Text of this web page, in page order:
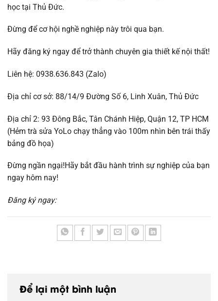
học tại Thủ Đức.
Đừng để cơ hội nghề nghiệp này trôi qua bạn.
Hãy đăng ký ngay để trở thành chuyên gia thiết kế nội thất!
Liên hệ: 0938.636.843 (Zalo)
Địa chỉ cơ sở: 88/14/9 Đường Số 6, Linh Xuân, Thủ Đức
Địa chỉ 2: 93 Đông Bắc, Tân Chánh Hiệp, Quận 12, TP HCM
(Hẻm trà sửa YoLo chạy thẳng vào 100m nhìn bên trái thấy
bảng đồ họa)
Đừng ngần ngại!Hãy bắt đầu hành trình sự nghiệp của bạn
ngay hôm nay!
Đăng ký ngay:
Để lại một bình luận